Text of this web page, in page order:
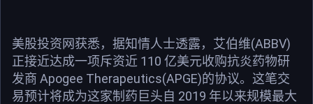
美股投资网获悉，据知情人士透露，艾伯维(ABBV)
正接近达成一项斥资近 110 亿美元收购抗炎药物研
发商 Apogee Therapeutics(APGE)的协议。这笔交
易预计将成为这家制药巨头自 2019 年以来规模最大